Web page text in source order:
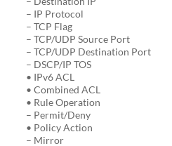
– IP Protocol
– TCP Flag
– TCP/UDP Source Port
– TCP/UDP Destination Port
– DSCP/IP TOS
• IPv6 ACL
• Combined ACL
• Rule Operation
– Permit/Deny
• Policy Action
– Mirror